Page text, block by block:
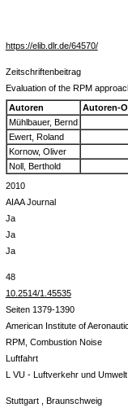
https://elib.dlr.de/64570/
Zeitschriftenbeitrag
Evaluation of the RPM
Autoren
Autoren-
Mühlbauer, Bernd
Ewert, Roland
Kornow, Oliver
Noll, Berthold
2010
AIAA Journal
Ja
Ja
Ja
48
10.2514/1.45535
Seiten 1379-1390
American Institute of
RPM, Combustion Noise
Luftfahrt
L VU - Luftverkehr und Umwelt
Stuttgart , Braunschweig